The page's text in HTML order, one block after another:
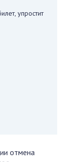
упростит
отмена